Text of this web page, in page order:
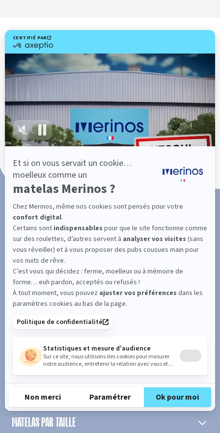
Livraison gratuite
Fabrication Française
101 nuits d'essai*
Paiement en 3x ou 4x sans frais
SUIVEZ L'ACTUALITÉ DE MERINOS !
Entrez votre adresse email
S'inscrire
En cochant cette case, vous confirmez avoir plus de 16 ans et
acceptez de recevoir notre Newsletter incluant des informations
concernant les offres, services, produits ou évènements de Bultex
conformément à
notre politique de protection des données personnelles.
PRODUIT
MATELAS PAR TAILLE